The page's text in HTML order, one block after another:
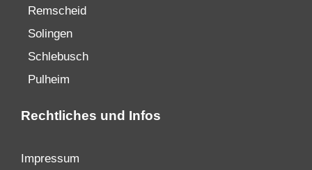
Remscheid
Solingen
Schlebusch
Pulheim
Rechtliches und Infos
Impressum